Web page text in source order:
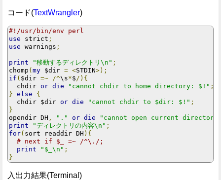
コード(TextWrangler)
#!/usr/bin/env perl
use strict ;
use warnings ;
print "移動するディレクトリ\n" ;
chomp ( my $dir = <STDIN>);
if ( $dir =~ /^\s*$/){
  chdir
or die "cannot chdir to home directory: $!" ;
} else
{
  chdir $dir
or die "cannot chdir to $dir: $!" ;
}
opendir DH , "." or die
"cannot open current
print
"ディレクトリの内容\n" ;
for( sort readdir DH ){
# next if $_ =~ /^\./;
print
"$_\n" ;
}
入出力結果(Terminal)